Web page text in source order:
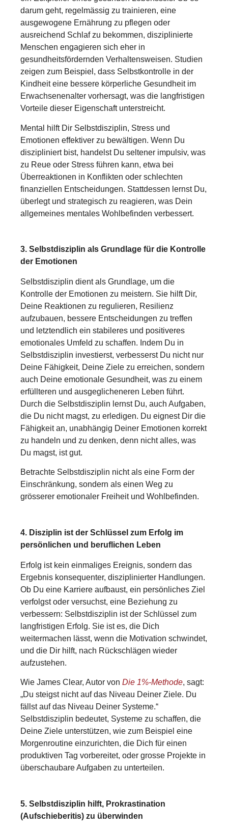
darum geht, regelmässig zu trainieren, eine
ausgewogene Ernährung zu pflegen oder
ausreichend Schlaf zu bekommen, disziplinierte
Menschen engagieren sich eher in
gesundheitsfördernden Verhaltensweisen. Studien
zeigen zum Beispiel, dass Selbstkontrolle in der
Kindheit eine bessere körperliche Gesundheit im
Erwachsenenalter vorhersagt, was die langfristigen
Vorteile dieser Eigenschaft unterstreicht.
Mental hilft Dir Selbstdisziplin, Stress und
Emotionen effektiver zu bewältigen. Wenn Du
diszipliniert bist, handelst Du seltener impulsiv, was
zu Reue oder Stress führen kann, etwa bei
Überreaktionen in Konflikten oder schlechten
finanziellen Entscheidungen. Stattdessen lernst Du,
überlegt und strategisch zu reagieren, was Dein
allgemeines mentales Wohlbefinden verbessert.
3. Selbstdisziplin als Grundlage für die Kontrolle
der Emotionen
Selbstdisziplin dient als Grundlage, um die
Kontrolle der Emotionen zu meistern. Sie hilft Dir,
Deine Reaktionen zu regulieren, Resilienz
aufzubauen, bessere Entscheidungen zu treffen
und letztendlich ein stabileres und positiveres
emotionales Umfeld zu schaffen. Indem Du in
Selbstdisziplin investierst, verbesserst Du nicht nur
Deine Fähigkeit, Deine Ziele zu erreichen, sondern
auch Deine emotionale Gesundheit, was zu einem
erfüllteren und ausgeglicheneren Leben führt.
Durch die Selbstdisziplin lernst Du, auch Aufgaben,
die Du nicht magst, zu erledigen. Du eignest Dir die
Fähigkeit an, unabhängig Deiner Emotionen korrekt
zu handeln und zu denken, denn nicht alles, was
Du magst, ist gut.
Betrachte Selbstdisziplin nicht als eine Form der
Einschränkung, sondern als einen Weg zu
grösserer emotionaler Freiheit und Wohlbefinden.
4. Disziplin ist der Schlüssel zum Erfolg im
persönlichen und beruflichen Leben
Erfolg ist kein einmaliges Ereignis, sondern das
Ergebnis konsequenter, disziplinierter Handlungen.
Ob Du eine Karriere aufbaust, ein persönliches Ziel
verfolgst oder versuchst, eine Beziehung zu
verbessern: Selbstdisziplin ist der Schlüssel zum
langfristigen Erfolg. Sie ist es, die Dich
weitermachen lässt, wenn die Motivation schwindet,
und die Dir hilft, nach Rückschlägen wieder
aufzustehen.
Wie James Clear, Autor von Die 1%-Methode, sagt:
„Du steigst nicht auf das Niveau Deiner Ziele. Du
fällst auf das Niveau Deiner Systeme.“
Selbstdisziplin bedeutet, Systeme zu schaffen, die
Deine Ziele unterstützen, wie zum Beispiel eine
Morgenroutine einzurichten, die Dich für einen
produktiven Tag vorbereitet, oder grosse Projekte in
überschaubare Aufgaben zu unterteilen.
5. Selbstdisziplin hilft, Prokrastination
(Aufschieberitis) zu überwinden